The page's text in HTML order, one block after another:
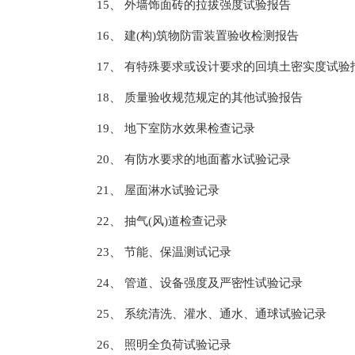
15、 外墙饰面砖的拉拔强度试验报告
16、 建(构)筑物防雷装置验收检测报告
17、 有特殊要求或设计要求的回填土密实度试验
18、 质量验收规范规定的其他试验报告
19、 地下室防水效果检查记录
20、 有防水要求的地面蓄水试验记录
21、 屋面淋水试验记录
22、 抽气(风)道检查记录
23、 节能、保温测试记录
24、 管道、设备强度及严密性试验记录
25、 系统清洗、灌水、通水、通球试验记录
26、 照明全负荷试验记录